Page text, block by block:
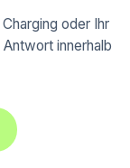
oder Ihr
innerhalb